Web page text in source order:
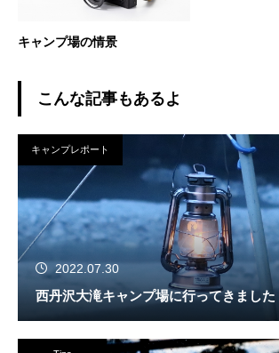
キャンプ場の情景
こんな記事もあるよ
キャンプレポート
2022.07.30
西丹沢大滝キャンプ場に行ってきました